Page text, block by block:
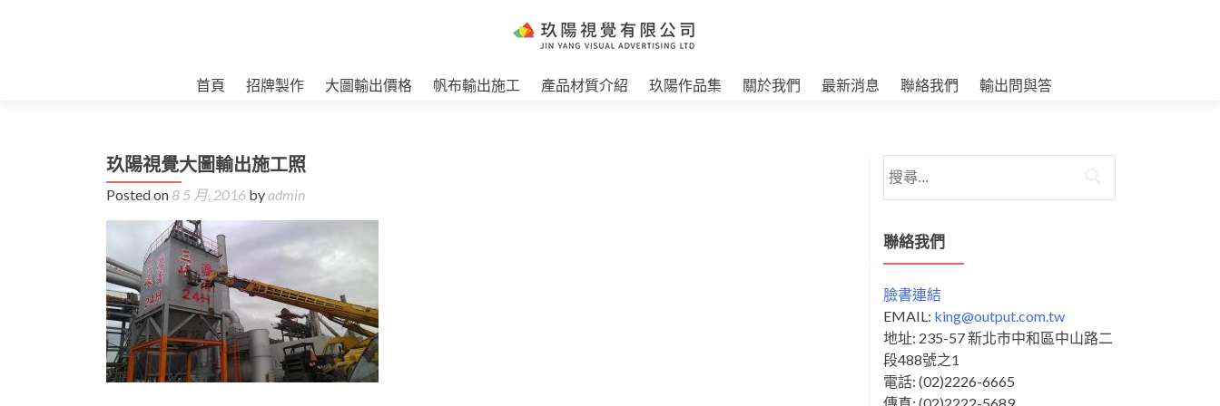
首頁 招牌製作 大圖輸出價格 帆布輸出施工 產品材質介紹 玖陽作品集 關於我們 最新消息 聯絡我們 輸出問與答
玖陽視覺大圖輸出施工照
Posted on 8 5 月, 2016 byadmin
尋
鍵
字:
聯絡我們
臉書連結
EMAIL: king@output.com.tw
地址: 235-57 新北市中和區中山路二
段488號之1
電話: (02)2226-6665